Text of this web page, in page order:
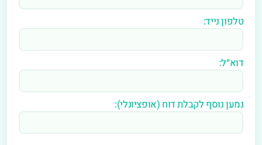
טלפון נייד:
דוא״ל:
נמען נוסף לקבלת דוח (אופציונלי):